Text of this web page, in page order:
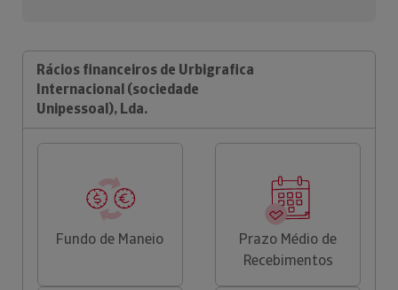
Rácios financeiros de Urbigrafica
Internacional (sociedade
Unipessoal), Lda.
Fundo de Maneio
Prazo Médio de
Recebimentos